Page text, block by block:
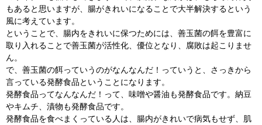
もあると思いますが、腸がきれいになることで大半解決するという
風に考えています。
ということで、腸内をきれいに保つためには、善玉菌の餌を豊富に
取り入れることで善玉菌が活性化、優位となり、腐敗は起こりませ
ん。
で、善玉菌の餌っていうのがなんなんだ！っていうと、さっきから
言っている発酵食品ということになります。
発酵食品ってなんなんだ！って、味噌や醤油も発酵食品です。納豆
やキムチ、漬物も発酵食品です。
発酵食品を食べまくっている人は、腸内がきれいで病気もせず、肌